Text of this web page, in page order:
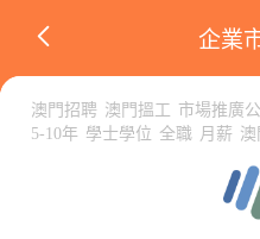
企業
澳門招聘 澳門搵工 市場推廣
5-10年 學士學位 全職 月薪 澳